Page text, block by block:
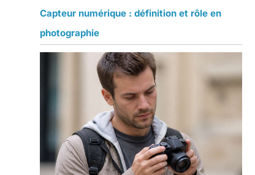
Capteur numérique : définition et rôle en
photographie